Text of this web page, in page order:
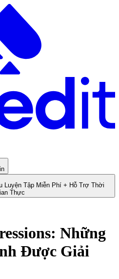
Luyện Tập Miễn Phí + Hỗ Trợ Thời
Thực
Những
Được Giải